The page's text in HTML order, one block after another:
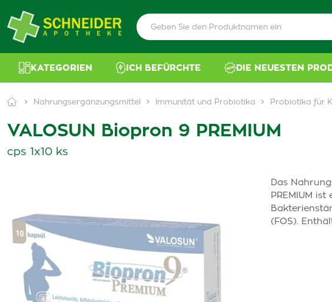
KATEGORIEN ICH BEFÜRCHTE DIE NEUESTEN
Nahrungsergänzungsmittel Immunität und Probiotika Probiotika für
VALOSUN Biopron 9 PREMIUM
cps 1x10 ks
Das
PREMIUM
(FOS).